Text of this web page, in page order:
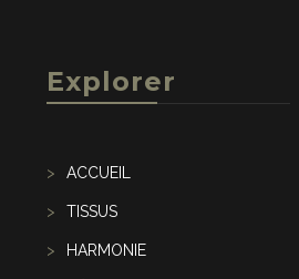
Explorer
ACCUEIL
TISSUS
HARMONIE